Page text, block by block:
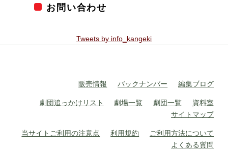
お問い合わせ
Tweets by info_kangeki
販売情報 バックナンバー 編集ブログ
劇団追っかけリスト 劇場一覧 劇団一覧
資料室
サイトマップ
当サイトご利用の注意点 利用規約
ご利用方法について
よくある質問